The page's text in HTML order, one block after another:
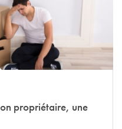
propriétaire, une